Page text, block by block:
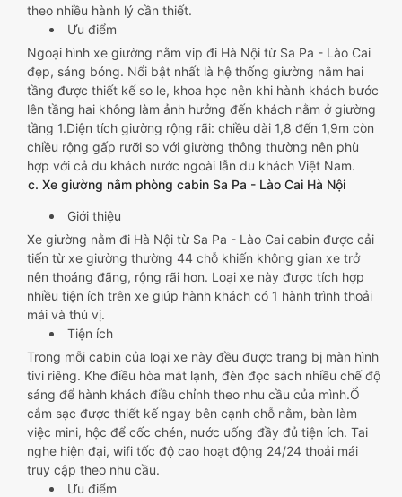
theo nhiều hành lý cần thiết.
Ưu điểm
Ngoại hình xe giường nằm vip đi Hà Nội từ Sa Pa - Lào Cai
đẹp, sáng bóng. Nổi bật nhất là hệ thống giường nằm hai
tầng được thiết kế so le, khoa học nên khi hành khách bước
lên tầng hai không làm ảnh hưởng đến khách nằm ở giường
tầng 1.Diện tích giường rộng rãi: chiều dài 1,8 đến 1,9m còn
chiều rộng gấp rưỡi so với giường thông thường nên phù
hợp với cả du khách nước ngoài lẫn du khách Việt Nam.
c. Xe giường nằm phòng cabin Sa Pa - Lào Cai Hà Nội
Giới thiệu
Xe giường nằm đi Hà Nội từ Sa Pa - Lào Cai cabin được cải
tiến từ xe giường thường 44 chỗ khiến không gian xe trở
nên thoáng đãng, rộng rãi hơn. Loại xe này được tích hợp
nhiều tiện ích trên xe giúp hành khách có 1 hành trình thoải
mái và thú vị.
Tiện ích
Trong mỗi cabin của loại xe này đều được trang bị màn hình
tivi riêng. Khe điều hòa mát lạnh, đèn đọc sách nhiều chế độ
sáng để hành khách điều chỉnh theo nhu cầu của mình.Ổ
cắm sạc được thiết kế ngay bên cạnh chỗ nằm, bàn làm
việc mini, hộc để cốc chén, nước uống đầy đủ tiện ích. Tai
nghe hiện đại, wifi tốc độ cao hoạt động 24/24 thoải mái
truy cập theo nhu cầu.
Ưu điểm